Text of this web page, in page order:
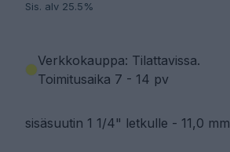
Sis. alv 25.5%
Verkkokauppa: Tilattavissa.
Toimitusaika 7 - 14 pv
sisäsuutin 1 1/4" letkulle - 11,0 mm